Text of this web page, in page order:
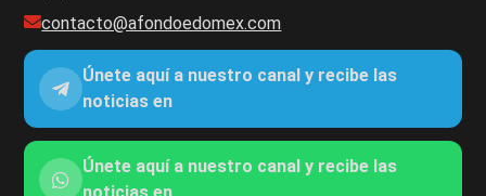
contacto@afondoedomex.com
Únete aquí a nuestro canal y recibe las
noticias en
Únete aquí a nuestro canal y recibe las